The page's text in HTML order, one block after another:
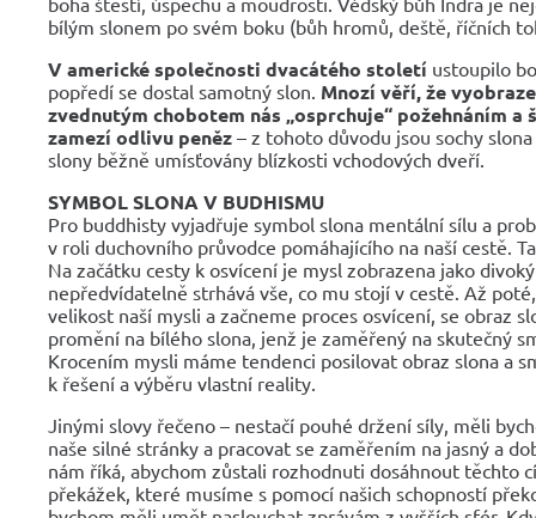
bílým slonem po svém boku (bůh hromů, deště, říčních
V americké společnosti dvacátého století ustoupilo
popředí se dostal samotný slon. Mnozí věří, že
zvednutým chobotem nás „osprchuje“ požehnáním a
zamezí odlivu peněz – z tohoto důvodu jsou sochy
slony běžně umísťovány blízkosti vchodových dveří.
SYMBOL SLONA V BUDHISMU
Pro buddhisty vyjadřuje symbol slona mentální sílu a
v roli duchovního průvodce pomáhajícího na naší cestě.
Na začátku cesty k osvícení je mysl zobrazena jako
nepředvídatelně strhává vše, co mu stojí v cestě. Až
velikost naší mysli a začneme proces osvícení, se obraz
promění na bílého slona, jenž je zaměřený na skutečný
Krocením mysli máme tendenci posilovat obraz slona a
k řešení a výběru vlastní reality.
Jinými slovy řečeno – nestačí pouhé držení síly, měli
naše silné stránky a pracovat se zaměřením na jasný a
nám říká, abychom zůstali rozhodnuti dosáhnout těchto
překážek, které musíme s pomocí našich schopností